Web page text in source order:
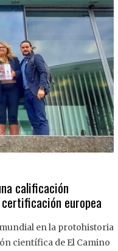
calificación
europea
en la protohistoria
científica de El Camino